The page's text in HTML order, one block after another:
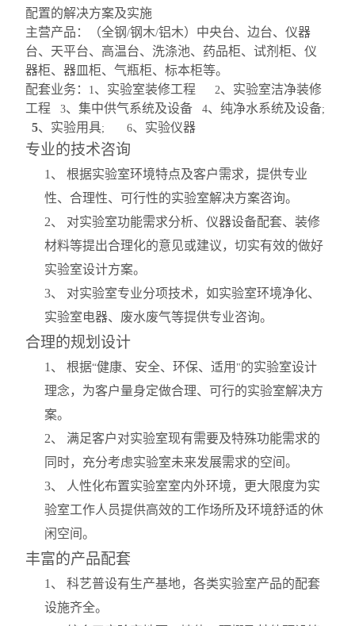
配置的解决方案及实施
主营产品：（全钢/钢木/铝木）中央台、边台、仪器
台、天平台、高温台、洗涤池、药品柜、试剂柜、仪
器柜、器皿柜、气瓶柜、标本柜等。
配套业务：
1、实验室装修工程 2、实验室洁净装修
工程
3、集中供气系统及设备 4、纯净水系统及设备;
5、实验用具; 6、实验仪器
专业的技术咨询
1 、 根据实验室环境特点及客户需求，提供专业
性、合理性、可行性的实验室解决方案咨询。
2、 对实验室功能需求分析、仪器设备配套、装修
材料等提出合理化的意见或建议，切实有效的做好
实验室设计方案。
3、 对实验室专业分项技术，如实验室环境净化、
实验室电器、废水废气等提供专业咨询。
合理的规划设计
1 、 根据“健康、安全、环保、适用 "的实验室设计
理念，为客户量身定做合理、可行的实验室解决方
案。
2、 满足客户对实验室现有需要及特殊功能需求的
同时，充分考虑实验室未来发展需求的空间。
3、 人性化布置实验室室内外环境，更大限度为实
验室工作人员提供高效的工作场所及环境舒适的休
闲空间。
丰富的产品配套
1 、 科艺普设有生产基地，各类实验室产品的配套
设施齐全。